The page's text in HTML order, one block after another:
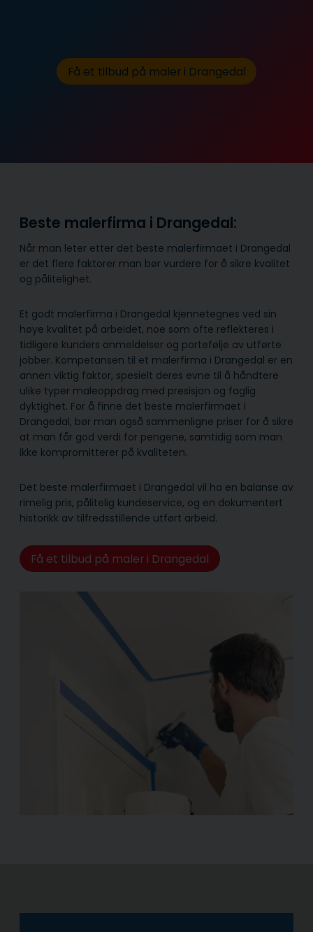
Få et tilbud på maler i Drangedal
Beste malerfirma i Drangedal:
Når man leter etter det beste malerfirmaet i Drangedal
er det flere faktorer man bør vurdere for å sikre kvalitet
og pålitelighet.
Et godt malerfirma i Drangedal kjennetegnes ved sin
høye kvalitet på arbeidet, noe som ofte reflekteres i
tidligere kunders anmeldelser og portefølje av utførte
jobber. Kompetansen til et malerfirma i Drangedal er en
annen viktig faktor, spesielt deres evne til å håndtere
ulike typer maleoppdrag med presisjon og faglig
dyktighet. For å finne det beste malerfirmaet i
Drangedal, bør man også sammenligne priser for å sikre
at man får god verdi for pengene, samtidig som man
ikke kompromitterer på kvaliteten.
Det beste malerfirmaet i Drangedal vil ha en balanse av
rimelig pris, pålitelig kunde­service, og en dokumentert
historikk av tilfredsstillende utført arbeid.
Få et tilbud på maler i Drangedal